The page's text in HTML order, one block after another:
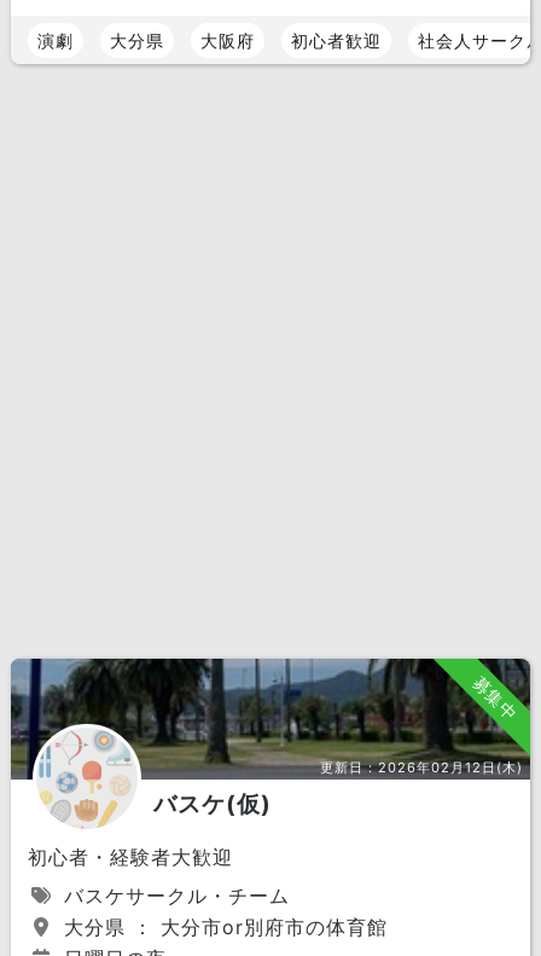
演劇 大分県 大阪府 初心者歓迎 社会人サーク
募集中
更新日：2026年02月12日(木)
バスケ(仮)
初心者・経験者大歓迎
バスケサークル・チーム
大分県 ： 大分市or別府市の体育館